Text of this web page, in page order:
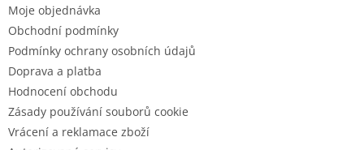
Moje objednávka
Obchodní podmínky
Podmínky ochrany osobních údajů
Doprava a platba
Hodnocení obchodu
Zásady používání souborů cookie
Vrácení a reklamace zboží